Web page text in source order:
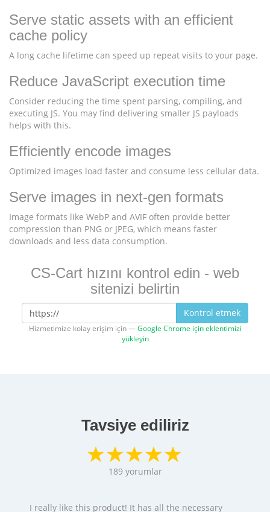
Serve static assets with an efficient
cache policy
A long cache lifetime can speed up repeat visits to your page.
Reduce JavaScript execution time
Consider reducing the time spent parsing, compiling, and
executing JS. You may find delivering smaller JS payloads
helps with this.
Efficiently encode images
Optimized images load faster and consume less cellular data.
Serve images in next-gen formats
Image formats like WebP and AVIF often provide better
compression than PNG or JPEG, which means faster
downloads and less data consumption.
CS-Cart hızını kontrol edin - web
sitenizi belirtin
Kontrol etmek
Hizmetimize kolay erişim için —Google Chrome için eklentimizi
yükleyin
Tavsiye ediliriz
189 yorumlar
I really like this product! It has all the necessary